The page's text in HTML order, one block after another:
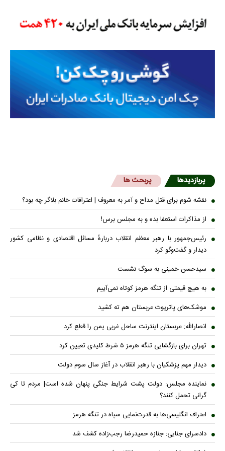
پربازدیدها پربحث ها
نقشه شوم برای قتل مداح و آمر به معروف | اعترافات خانم بلاگر چه بود؟
از مذاکرات استعفا بده و به مجلس برس!
رئیس‌جمهور با رهبر معظم انقلاب دربارهٔ مسائل اقتصادی و نظامی کشور
دیدار و گفت‌و‌گو کرد
سیدحسن خمینی به سوگ نشست
به هیچ قیمتی از تنگه هرمز کوتاه نمی‌آییم
موشک‌های پاتریوت عربستان هم ته‌ کشید
انصارالله: عربستان اینترنت ساحل غربی یمن را قطع کرد
تهران برای بازگشایی تنگه هرمز ۵ شرط کلیدی تعیین کرد
دیدار مهم پزشکیان با رهبر انقلاب در آغاز سال سوم دولت
نماینده مجلس: دولت پشت شرایط جنگی پنهان شده است| مردم تا کی
گرانی تحمل کنند؟
اعتراف انگلیسی‌ها به قدرت‌نمایی سپاه در تنگه هرمز
دادسرای جنایی: جنازه حمیدرضا رجب‌زاده کشف شد